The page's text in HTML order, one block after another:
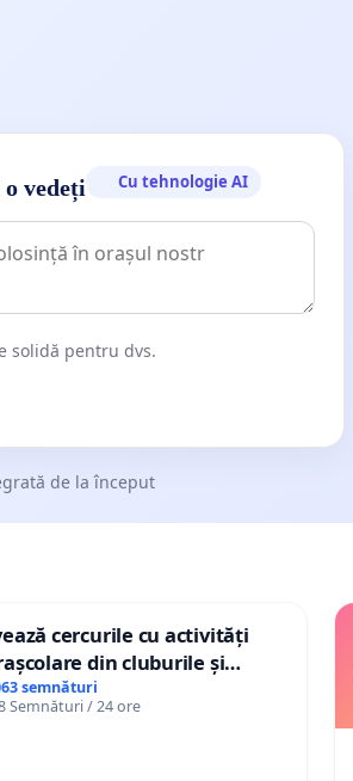
vedeți Cu tehnologie AI
solidă pentru dvs.
de la început
cercurile cu activități
din cluburile și
copiilor
semnături
Semnături / 24 ore